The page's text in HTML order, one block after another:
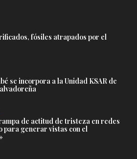
fósiles atrapados por el
se incorpora a la Unidad KSAR de
de actitud de tristeza en redes
para generar vistas con el